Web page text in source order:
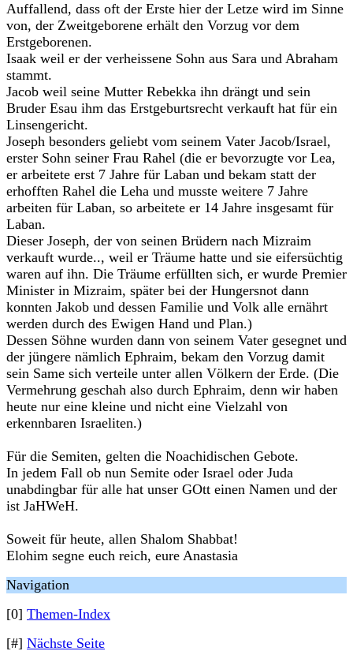
Auffallend, dass oft der Erste hier der Letze wird im Sinne
von, der Zweitgeborene erhält den Vorzug vor dem
Erstgeborenen.
Isaak weil er der verheissene Sohn aus Sara und Abraham
stammt.
Jacob weil seine Mutter Rebekka ihn drängt und sein
Bruder Esau ihm das Erstgeburtsrecht verkauft hat für ein
Linsengericht.
Joseph besonders geliebt vom seinem Vater Jacob/Israel,
erster Sohn seiner Frau Rahel (die er bevorzugte vor Lea,
er arbeitete erst 7 Jahre für Laban und bekam statt der
erhofften Rahel die Leha und musste weitere 7 Jahre
arbeiten für Laban, so arbeitete er 14 Jahre insgesamt für
Laban.
Dieser Joseph, der von seinen Brüdern nach Mizraim
verkauft wurde.., weil er Träume hatte und sie eifersüchtig
waren auf ihn. Die Träume erfüllten sich, er wurde Premier
Minister in Mizraim, später bei der Hungersnot dann
konnten Jakob und dessen Familie und Volk alle ernährt
werden durch des Ewigen Hand und Plan.)
Dessen Söhne wurden dann von seinem Vater gesegnet und
der jüngere nämlich Ephraim, bekam den Vorzug damit
sein Same sich verteile unter allen Völkern der Erde. (Die
Vermehrung geschah also durch Ephraim, denn wir haben
heute nur eine kleine und nicht eine Vielzahl von
erkennbaren Israeliten.)
Für die Semiten, gelten die Noachidischen Gebote.
In jedem Fall ob nun Semite oder Israel oder Juda
unabdingbar für alle hat unser GOtt einen Namen und der
ist JaHWeH.
Soweit für heute, allen Shalom Shabbat!
Elohim segne euch reich, eure Anastasia
Navigation
[0] Themen-Index
[#] Nächste Seite